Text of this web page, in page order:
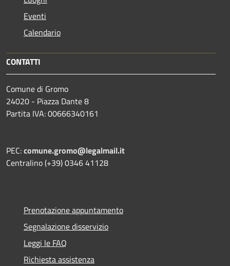
Eventi
Calendario
CONTATTI
Comune di Gromo
24020 - Piazza Dante 8
Partita IVA: 00666340161
PEC:comune.gromo@legalmail.it
Centralino (+39) 0346 41128
Prenotazione appuntamento
Segnalazione disservizio
Leggi le FAQ
Richiesta assistenza